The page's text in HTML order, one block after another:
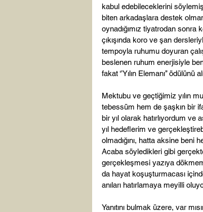
kabul edebileceklerini
biten arkadaşlara destek
oynadığımız tiyatrodan
çıkışında koro ve şan
tempoyla ruhumu doyuran
beslenen ruhum enerjisiyle
fakat ‘’Yılın Elemanı’’
Mektubu ve geçtiğimiz yılın
tebessüm hem de şaşkın bir
bir yıl olarak hatırlıyordum
yıl hedeflerim ve
olmadığını, hatta aksine beni
Acaba söyledikleri gibi
gerçekleşmesi yazıya
da hayat koşuşturmacası
anıları hatırlamaya meyilli
Yanıtını bulmak üzere, var